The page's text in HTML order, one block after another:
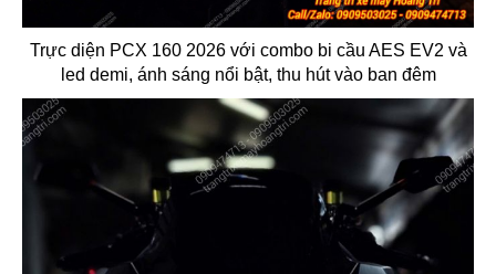
Trực diện PCX 160 2026 với combo bi cầu AES EV2 và
led demi, ánh sáng nổi bật, thu hút vào ban đêm